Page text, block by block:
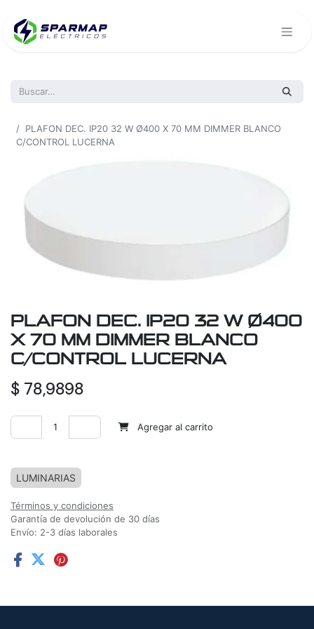
PLAFON DEC. IP20 32 W Ø400 X 70 MM DIMMER BLANCO
C/CONTROL LUCERNA
PLAFON DEC. IP20 32 W Ø400
X 70 MM DIMMER BLANCO
C/CONTROL LUCERNA
$ 78,9898
Agregar al carrito
LUMINARIAS
Términos y condiciones
Garantía de devolución de 30 días
Envío: 2-3 días laborales